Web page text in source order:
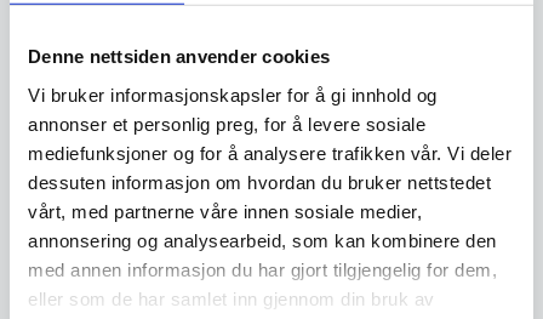
Denne nettsiden anvender cookies
Vi bruker informasjonskapsler for å gi innhold og
annonser et personlig preg, for å levere sosiale
mediefunksjoner og for å analysere trafikken vår. Vi deler
dessuten informasjon om hvordan du bruker nettstedet
vårt, med partnerne våre innen sosiale medier,
annonsering og analysearbeid, som kan kombinere den
med annen informasjon du har gjort tilgjengelig for dem,
eller som de har samlet inn gjennom din bruk av
Lyddemping og støy
Presise lydmålinger og profesjonell støyprosjektering
med avansert måleutstyr.
Les mer